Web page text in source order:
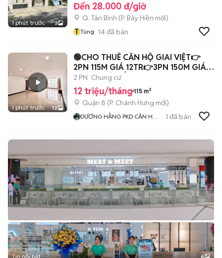
1 phút trước 3
Đến 28.000 đ/giờ
Q. Tân Bình (P. Bảy Hiền mới)
T Tùng 14đã bán
1 phút trước 12
🟢CHO THUÊ CĂN HỘ GIAI VIỆT👉
2PN 115M GIÁ 12TR👉3PN 150M GIÁ
16TR💥GIÁ TỐT
2 PN Chung cư
12 triệu/tháng 115 m²
Quận 8 (P. Chánh Hưng mới)
DƯƠNG HẰNG PKD CĂN HỘ
1 đã bán
Tin nổi bật 6